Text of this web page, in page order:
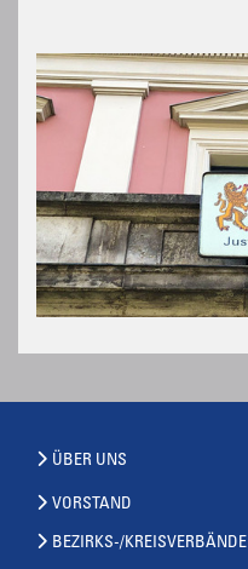
ÜBER UNS
VORSTAND
BEZIRKS-/KREISVERBÄNDE